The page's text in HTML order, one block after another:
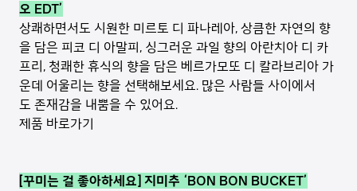
오 EDT’
상쾌하면서도 시원한 미르토 디 파나레아, 상큼한 자연의 향
을 담은 피코 디 아말피, 싱그러운 과일 향의 아란치아 디 카
프리, 청쾌한 휴식의 향을 담은 베르가모또 디 칼라브리아 가
운데 어울리는 향을 선택해보세요. 많은 사람들 사이에서
도 존재감을 내뿜을 수 있어요.
제품 바로가기
[꾸미는 걸 좋아하세요] 지미추 ‘BON BON BUCKET’